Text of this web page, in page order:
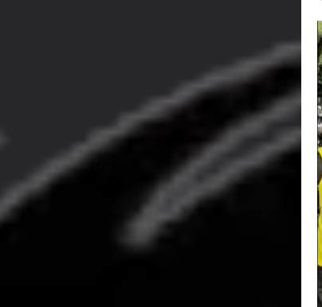
Wujud
Sentosa
Agustus 5,
SMA
Agustus 4,
Ketua
Agustus